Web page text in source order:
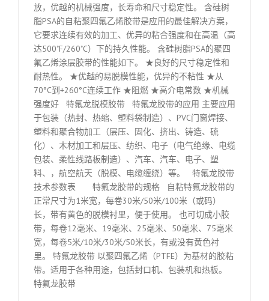
放，优越的机械强度，长寿命和尺寸稳定性。 含硅树
脂PSA的自粘聚四氟乙烯胶带是应用的最佳解决方案，
它要求连续有效的加工、优异的粘合强度和在高温（高
达500˚F/260˚C）下的持久性能。 含硅树脂PSA的聚四
氟乙烯涂层胶带的性能如下。 ★良好的尺寸稳定性和
耐热性。 ★优越的易脱模性能，优异的不粘性 ★从
70°C到+260°C连续工作 ★阻燃 ★高介电常数 ★机械
强度好 特氟龙脱模胶带 特氟龙胶带的应用 主要应用
于包装（热封、热缩、塑料袋制造）、PVC门窗焊接、
塑料和聚合物加工（层压、固化、挤出、铸造、硫
化）、木材加工和层压、纺织、电子（电气绝缘、电缆
包装、柔性线路板制造）、汽车、汽车、电子、塑
料、，航空航天（脱模、电缆缠绕）等。 特氟龙胶带
技术参数表 特氟龙胶带的规格 自粘特氟龙胶带的
正常尺寸为1米宽，每卷30米/50米/100米（或码）
长，带有黄色的脱模衬里，便于使用。 也可切成小胶
带，每卷12毫米、19毫米、25毫米、50毫米、75毫米
宽，每卷5米/10米/30米/50米长，有或没有黄色衬
里。 特氟龙胶带 以聚四氟乙烯（PTFE）为基材的胶粘
带。适用于各种用途，包括封口机、包装机和热板。
特氟龙胶带